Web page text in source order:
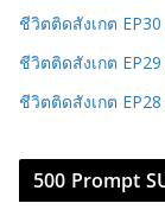
ชีวิตติดสังเกต
ชีวิตติดสังเกต
ชีวิตติดสังเกต
500 Prompt